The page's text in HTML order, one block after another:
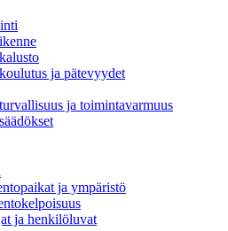
ja pätevyydet
ja toimintavarmuus
ja ympäristö
ja henkilöluvat